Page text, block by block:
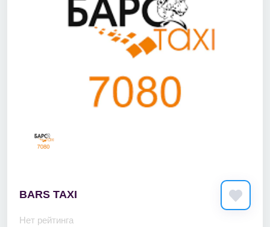
BARS TAXI
Нет рейтинга